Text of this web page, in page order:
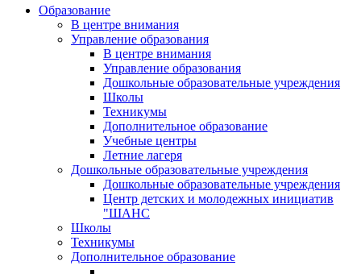
Образование
В центре внимания
Управление образования
В центре внимания
Управление образования
Дошкольные образовательные учреждения
Школы
Техникумы
Дополнительное образование
Учебные центры
Летние лагеря
Дошкольные образовательные учреждения
Дошкольные образовательные учреждения
Центр детских и молодежных инициатив
"ШАНС
Школы
Техникумы
Дополнительное образование